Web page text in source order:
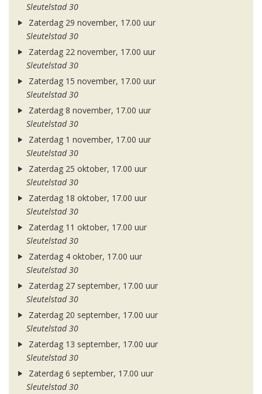
Sleutelstad 30
Zaterdag 29 november, 17.00 uur
Sleutelstad 30
Zaterdag 22 november, 17.00 uur
Sleutelstad 30
Zaterdag 15 november, 17.00 uur
Sleutelstad 30
Zaterdag 8 november, 17.00 uur
Sleutelstad 30
Zaterdag 1 november, 17.00 uur
Sleutelstad 30
Zaterdag 25 oktober, 17.00 uur
Sleutelstad 30
Zaterdag 18 oktober, 17.00 uur
Sleutelstad 30
Zaterdag 11 oktober, 17.00 uur
Sleutelstad 30
Zaterdag 4 oktober, 17.00 uur
Sleutelstad 30
Zaterdag 27 september, 17.00 uur
Sleutelstad 30
Zaterdag 20 september, 17.00 uur
Sleutelstad 30
Zaterdag 13 september, 17.00 uur
Sleutelstad 30
Zaterdag 6 september, 17.00 uur
Sleutelstad 30